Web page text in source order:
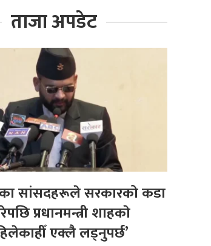
ताजा अपडेट
सांसदहरूले सरकारको कडा
प्रधानमन्त्री शाहकाे
एक्लै लड्नुपर्छ’